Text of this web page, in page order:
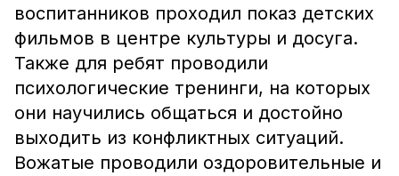
воспитанников проходил показ детских
фильмов в центре культуры и досуга.
Также для ребят проводили
психологические тренинги, на которых
они научились общаться и достойно
выходить из конфликтных ситуаций.
Вожатые проводили оздоровительные и